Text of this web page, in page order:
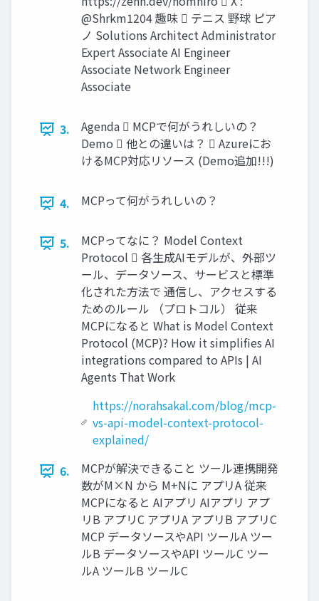
@Shrkm1204 趣味  テニス 野球 ピア
ノ Solutions Architect Administrator
Expert Associate AI Engineer
Associate Network Engineer
Associate
3.
Agenda  MCPで何がうれしいの？
Demo  他との違いは？  Azureにお
けるMCP対応リソース (Demo追加!!!)
4. MCPって何がうれしいの？
5.
MCPってなに？ Model Context
Protocol  各生成AIモデルが、外部ツ
ール、データソース、サービスと標準
化された方法で 通信し、アクセスする
ためのルール （プロトコル） 従来
MCPになると What is Model Context
Protocol (MCP)? How it simplifies AI
integrations compared to APIs | AI
Agents That Work
https://norahsakal.com/blog/mcp-
vs-api-model-context-protocol-
explained/
6.
MCPが解決できること ツール連携開発
数がM×N から M+Nに アプリA 従来
MCPになると AIアプリ AIアプリ アプ
リB アプリC アプリA アプリB アプリC
MCP データソースやAPI ツールA ツー
ルB データソースやAPI ツールC ツー
ルA ツールB ツールC